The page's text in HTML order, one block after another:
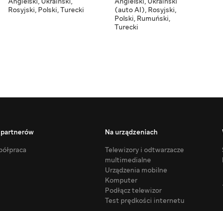
Rosyjski, Polski,Turecki
(auto AI), Rosyjski,
Polski, Rumuński,
Turecki
partnerów
Na urządzeniach
Telewizory i odtwarzacze
multimedialne
Urządzenia mobilne
Komputer
Podłącz telewizor
Test prędkości internetu